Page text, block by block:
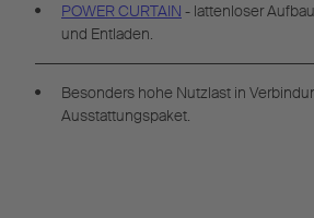
POWER CURTAIN - lattenloser
und Entladen.
Besonders hohe Nutzlast in
Ausstattungspaket.